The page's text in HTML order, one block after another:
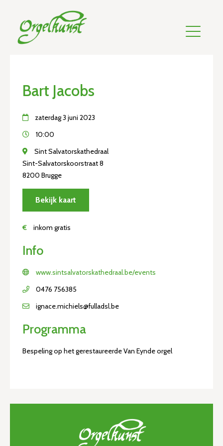
Bart Jacobs
zaterdag 3 juni 2023
10:00
Sint Salvatorskathedraal
Sint-Salvatorskoorstraat 8
8200 Brugge
Bekijk kaart
€ inkom gratis
Info
www.sintsalvatorskathedraal.be/events
0476 756385
ignace.michiels@fulladsl.be
Programma
Bespeling op het gerestaureerde Van Eynde orgel